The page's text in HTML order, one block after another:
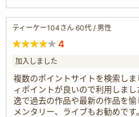
ティーケー104さん 60代 / 男性
4
加入しました
複数のポイントサイトを検索し
ィポイントが良いので利用しま
逸で過去の作品や最新の作品を
メンタリー、ライブもお勧めです。